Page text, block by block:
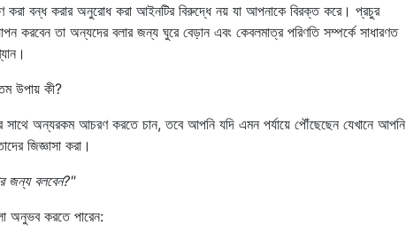
বন্ধ করার অনুরোধ করা আইনটির বিরুদ্ধে নয় যা আপনাকে বিরক্ত করে। প্রচুর
করবেন তা অন্যদের বলার জন্য ঘুরে বেড়ান এবং কেবলমাত্র পরিণতি সম্পর্কে সাধারণত
উপায় কী?
অন্যরকম আচরণ করতে চান, তবে আপনি যদি এমন পর্যায়ে পৌঁছেছেন যেখানে আপনি
জিজ্ঞাসা করা।
জন্য বলবেন?"
অনুভব করতে পারেন: